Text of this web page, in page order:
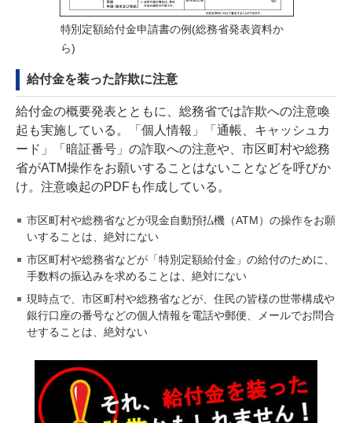
特別定額給付金申請書の例(総務省発表資料か
ら)
給付金を装った詐欺に注意
給付金の概要発表とともに、総務省では詐欺への注意喚
起も実施している。「個人情報」「通帳、キャッシュカ
ード」「暗証番号」の詐取への注意や、市区町村や総務
省がATM操作をお願いすることはないことなどを呼びか
け。注意喚起のPDFも作成している。
市区町村や総務省などが現金自動預払機（ATM）の操作をお願
いすることは、絶対にない
市区町村や総務省などが「特別定額給付金」の給付のために、
手数料の振込みを求めることは、絶対にない
現時点で、市区町村や総務省などが、住民の皆様の世帯構成や
銀行口座の番号などの個人情報を電話や郵便、メールでお問合
せすることは、絶対ない